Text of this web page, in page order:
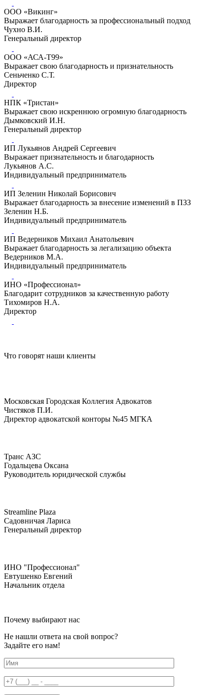
ООО «Викинг»
Выражает благодарность за профессиональный подход
Чухно В.И.
Генеральный директор
ООО «АСА-Т99»
Выражает свою благодарность и признательность
Сеньченко С.Т.
Директор
НПК «Тристан»
Выражает свою искреннюю огромную благодарность
Дымковский И.Н.
Генеральный директор
ИП Лукьянов Андрей Сергеевич
Выражает признательность и благодарность
Лукьянов А.С.
Индивидуальный предприниматель
ИП Зеленин Николай Борисович
Выражает благодарность за внесение изменений в ПЗЗ
Зеленин Н.Б.
Индивидуальный предприниматель
ИП Ведерников Михаил Анатольевич
Выражает благодарность за легализацию объекта
Ведерников М.А.
Индивидуальный предприниматель
ИНО «Профессионал»
Благодарит сотрудников за качественную работу
Тихомиров Н.А.
Директор
Что говорят наши клиенты
Московская Городская Коллегия Адвокатов
Чистяков П.И.
Директор адвокатской конторы №45 МГКА
Транс АЗС
Годальцева Оксана
Руководитель юридической службы
Streamline Plaza
Садовничая Лариса
Генеральный директор
ИНО "Профессионал"
Евтушенко Евгений
Начальник отдела
Почему выбирают нас
Не нашли ответа на свой вопрос?
Задайте его нам!